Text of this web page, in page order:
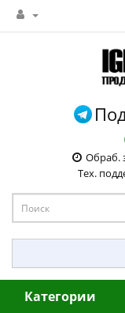
Обраб.
Тех.
Категории